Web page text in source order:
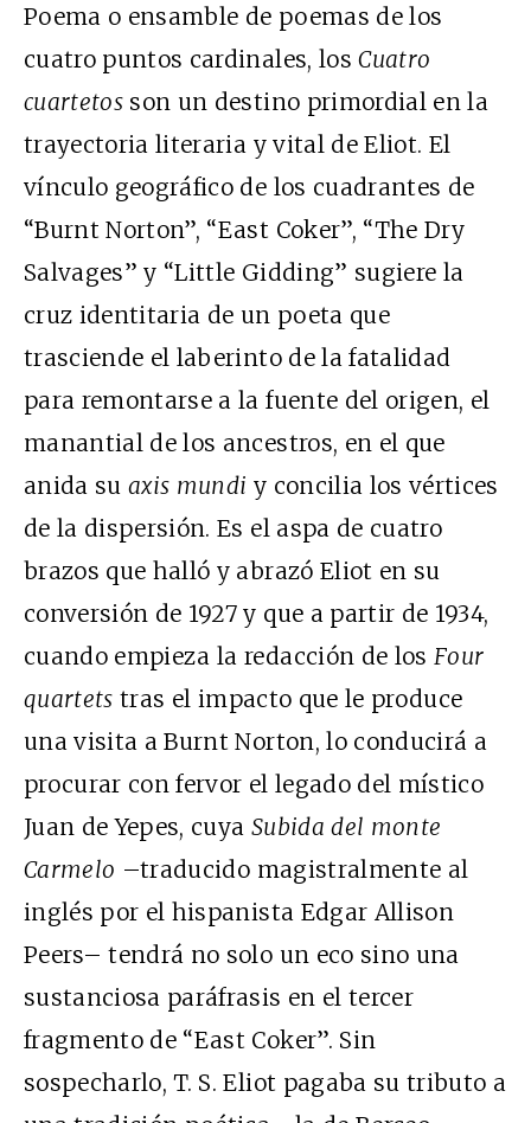
Poema o ensamble de poemas de los
cuatro puntos cardinales, losCuatro
cuartetos son un destino primordial en la
trayectoria literaria y vital de Eliot. El
vínculo geográfico de los cuadrantes de
“Burnt Norton”, “East Coker”, “The Dry
Salvages” y “Little Gidding” sugiere la
cruz identitaria de un poeta que
trasciende el laberinto de la fatalidad
para remontarse a la fuente del origen, el
manantial de los ancestros, en el que
anida suaxis mundi y concilia los vértices
de la dispersión. Es el aspa de cuatro
brazos que halló y abrazó Eliot en su
conversión de 1927 y que a partir de 1934,
cuando empieza la redacción de los Four
quartets tras el impacto que le produce
una visita a Burnt Norton, lo conducirá a
procurar con fervor el legado del místico
Juan de Yepes, cuya Subida del monte
Carmelo –traducido magistralmente al
inglés por el hispanista Edgar Allison
Peers– tendrá no solo un eco sino una
sustanciosa paráfrasis en el tercer
fragmento de “East Coker”. Sin
sospecharlo, T. S. Eliot pagaba su tributo a